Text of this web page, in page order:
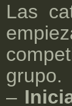
Las
grupo.
–